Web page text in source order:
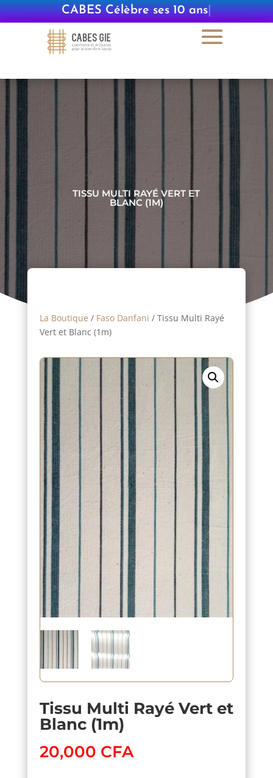
CABES Célèbre ses 10 ans|
TISSU MULTI RAYÉ VERT ET
BLANC (1M)
La Boutique / Faso Danfani / Tissu Multi Rayé
Vert et Blanc (1m)
Tissu Multi Rayé Vert et
Blanc (1m)
20,000 CFA